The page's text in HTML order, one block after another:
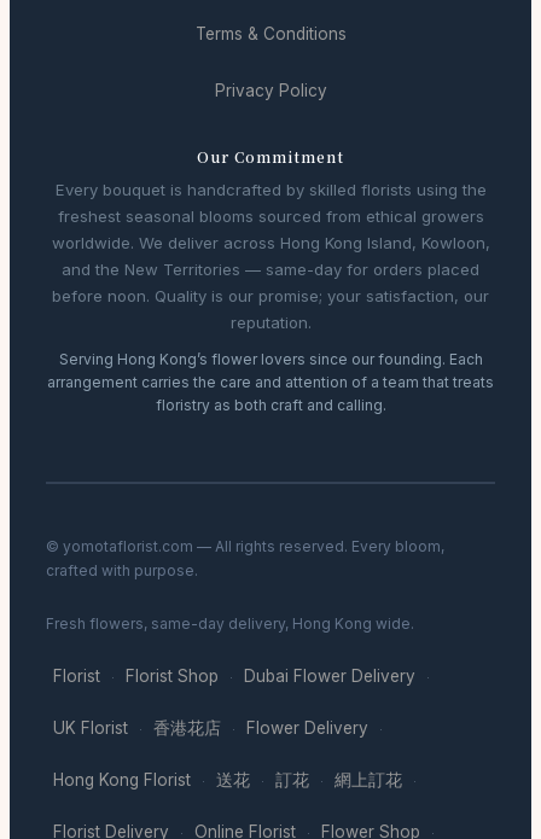
Terms & Conditions
Privacy Policy
Our Commitment
Every bouquet is handcrafted by skilled florists using the
freshest seasonal blooms sourced from ethical growers
worldwide. We deliver across Hong Kong Island, Kowloon,
and the New Territories — same-day for orders placed
before noon. Quality is our promise; your satisfaction, our
reputation.
Serving Hong Kong’s flower lovers since our founding. Each
arrangement carries the care and attention of a team that treats
floristry as both craft and calling.
© yomotaflorist.com — All rights reserved. Every bloom,
crafted with purpose.
Fresh flowers, same-day delivery, Hong Kong wide.
Florist · Florist Shop · Dubai Flower Delivery ·
UK Florist · 香港花店 · Flower Delivery ·
Hong Kong Florist · 送花 · 訂花 · 網上訂花 ·
Florist Delivery · Online Florist · Flower Shop ·